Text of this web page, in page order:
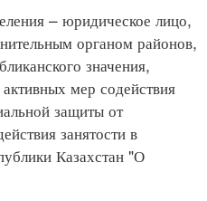
– юридическое лицо,
органом районов,
значения,
мер содействия
защиты от
занятости в
Казахстан "О